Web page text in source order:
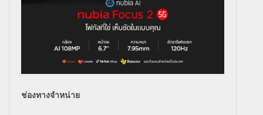
ช่องทางจำหน่าย